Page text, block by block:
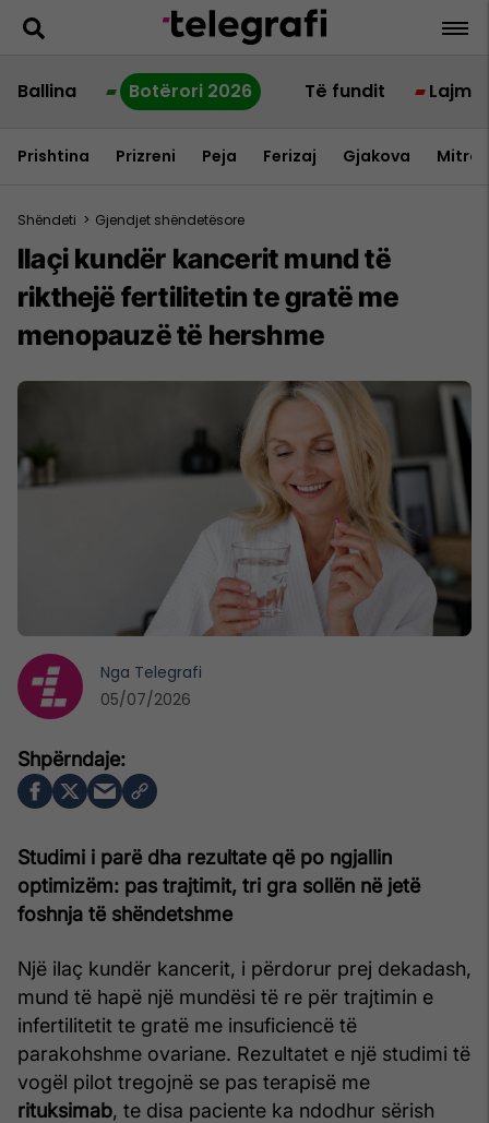
Ballina Botërori 2026 Të fundit Lajme
Prishtina Prizreni Peja Ferizaj Gjakova
Shëndeti > Gjendjet shëndetësore
Ilaçi kundër kancerit mund të
rikthejë fertilitetin te gratë me
menopauzë të hershme
Studimi i parë dha rezultate që po ngjallin
optimizëm: pas trajtimit, tri gra sollën në jetë
foshnja të shëndetshme
Një ilaç kundër kancerit, i përdorur prej dekadash,
mund të hapë një mundësi të re për trajtimin e
infertilitetit te gratë me insuficiencë të
parakohshme ovariane. Rezultatet e një studimi të
vogël pilot tregojnë se pas terapisë me
rituksimab, te disa paciente ka ndodhur sërish
Nga Telegrafi
05/07/2026